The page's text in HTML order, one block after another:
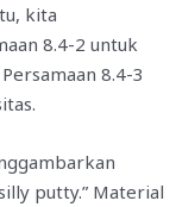
kita
8.4-2 untuk
8.4-3
putty.” Material